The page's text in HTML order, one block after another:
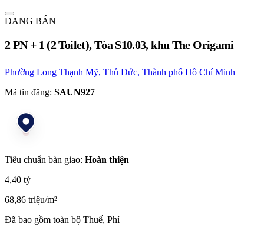
ĐANG BÁN
2 PN + 1 (2 Toilet), Tòa S10.03, khu The Origami
Phường Long Thạnh Mỹ, Thủ Đức, Thành phố Hồ Chí Minh
Mã tin đăng: SAUN927
Tiêu chuẩn bàn giao: Hoàn thiện
4,40 tỷ
68,86 triệu/m²
Đã bao gồm toàn bộ Thuế, Phí